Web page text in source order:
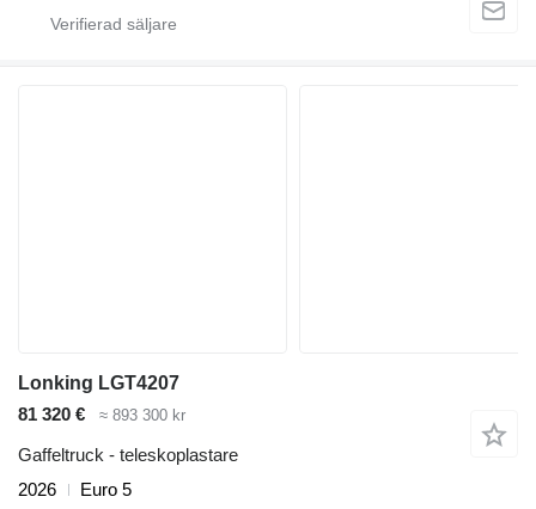
Lonking LGT4207
81 320 €
≈ 893 300 kr
Gaffeltruck - teleskoplastare
2026
Euro 5